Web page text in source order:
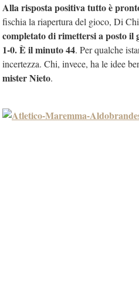
Alla risposta positiva tutto è
fischia la riapertura del gioco, Di
completato di rimettersi a posto il
1-0. È il minuto 44. Per qualche
incertezza. Chi, invece, ha le idee
mister Nieto.